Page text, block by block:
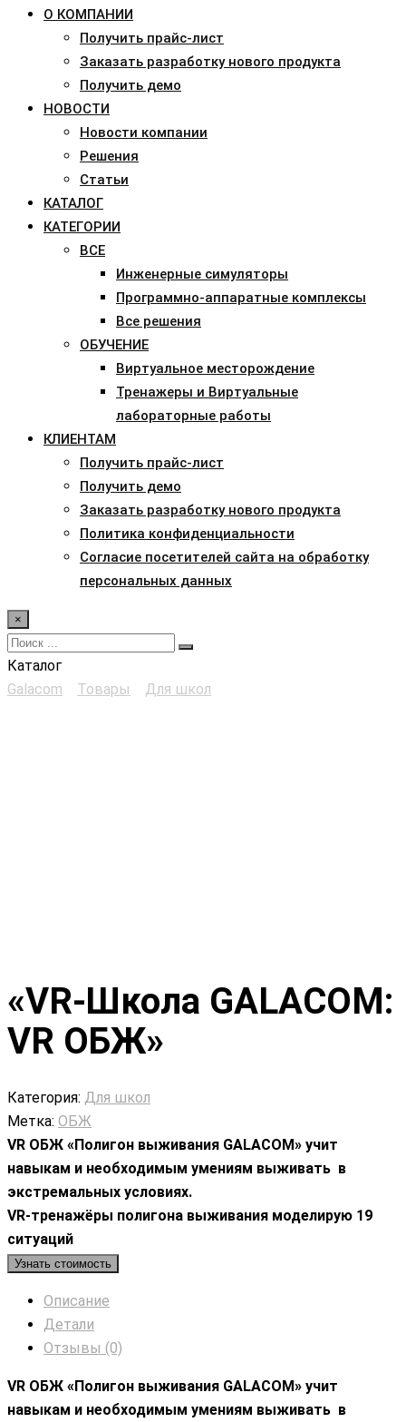
О КОМПАНИИ
Получить прайс-лист
Заказать разработку нового продукта
Получить демо
НОВОСТИ
Новости компании
Решения
Статьи
КАТАЛОГ
КАТЕГОРИИ
ВСЕ
Инженерные симуляторы
Программно-аппаратные комплексы
Все решения
ОБУЧЕНИЕ
Виртуальное месторождение
Тренажеры и Виртуальные
лабораторные работы
КЛИЕНТАМ
Получить прайс-лист
Получить демо
Заказать разработку нового продукта
Политика конфиденциальности
Согласие посетителей сайта на обработку
персональных данных
×
Каталог
Galacom
Товары Для школ
«VR-Школа GALACOM:
VR ОБЖ»
Категория: Для школ
Метка: ОБЖ
VR ОБЖ «Полигон выживания GALACOM» учит
навыкам и необходимым умениям выживать в
экстремальных условиях.
VR-тренажёры полигона выживания моделирую 19
ситуаций
Узнать стоимость
Описание
Детали
Отзывы (0)
VR ОБЖ «Полигон выживания GALACOM» учит
навыкам и необходимым умениям выживать в